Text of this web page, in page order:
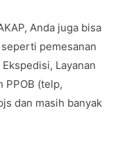
Anda juga bisa
pemesanan
Layanan
PPOB (telp,
dan masih banyak